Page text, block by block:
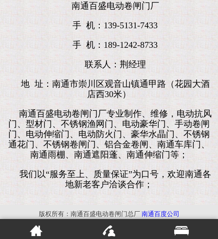
南通百盛电动卷闸门厂
手 机：139-5131-7433
手 机：189-1242-8733
联系人：荆经理
地 址：南通市崇川区观音山镇通甲路（花园大酒
店西30米）
南通百盛电动卷闸门厂专业制作、维修，电动抗风
门、型材门、不锈钢渔网门、电动豪华门、手动卷闸
门、电动伸缩门、电动防火门、豪华水晶门、不锈钢
通花门、不锈钢卷闸门、铝合金卷闸、南通车库门、
南通雨棚、南通遮阳蓬、南通伸缩门等；
我们以“服务至上、质量保证”为口号，欢迎南通各
地新老客户洽谈合作；
版权所有：南通百盛电动卷闸门总厂 南通百度公司